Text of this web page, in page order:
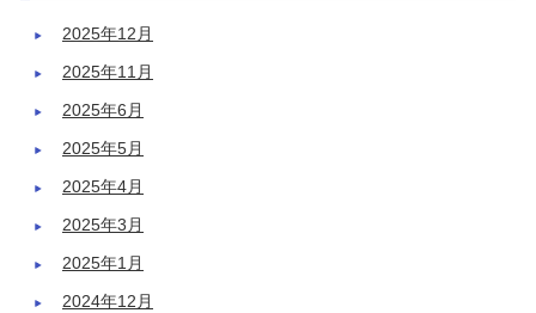
2025年12月
2025年11月
2025年6月
2025年5月
2025年4月
2025年3月
2025年1月
2024年12月